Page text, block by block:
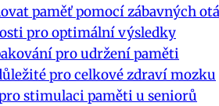
paměť pomocí zábavných
pro optimální výsledky
pro udržení paměti
pro celkové zdraví mozku
stimulaci paměti u seniorů